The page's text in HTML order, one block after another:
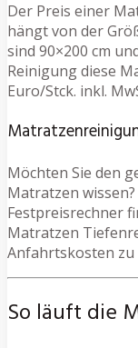
Der Preis einer
hängt von der
sind 90×200 cm
Reinigung diese
Euro/Stck. inkl.
Möchten Sie den
Matratzen
Festpreisrechner
Matratzen
Anfahrtskosten
So läuft die